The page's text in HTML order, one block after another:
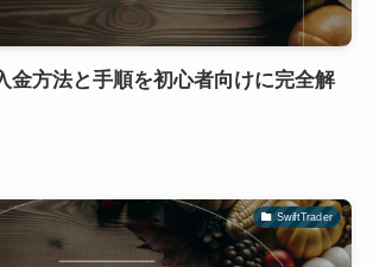
金方法と手順を初心者向けに完全解
SwiftTrader